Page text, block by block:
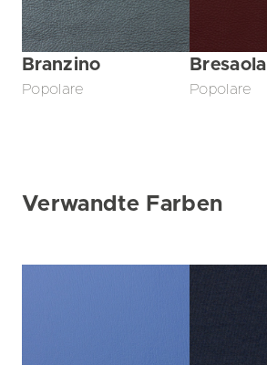
Branzino
Popolare
Bresaola
Popolare
Verwandte Farben